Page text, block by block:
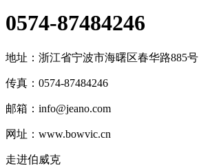
0574-87484246
地址： 浙江省宁波市海曙区春华路885号
传真：0574-87484246
邮箱： info@jeano.com
网址：www.bowvic.cn
走进伯威克